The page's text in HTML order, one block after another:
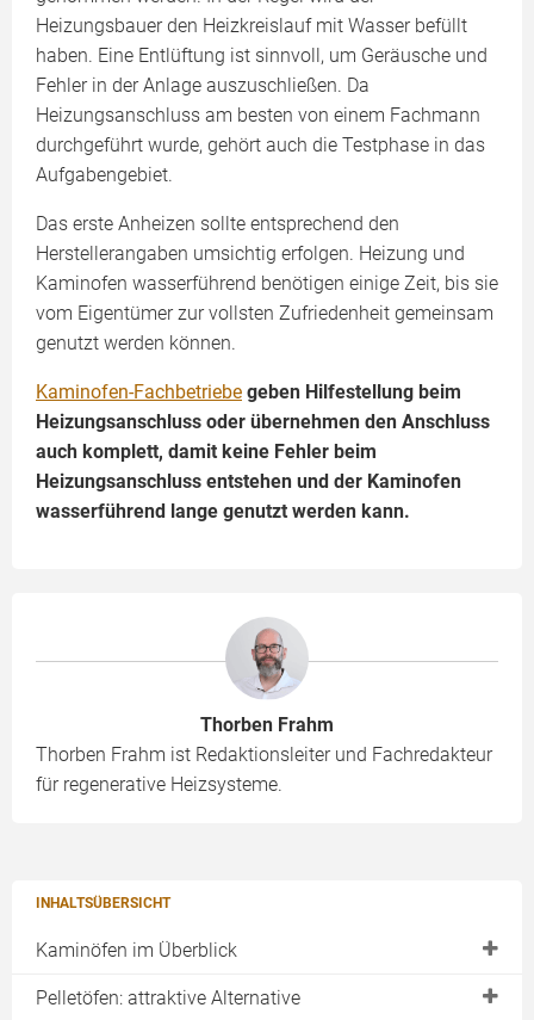
INHALTSÜBERSICHT
Kaminöfen im Überblick
Vorteile & Nachteile
Pelletöfen: attraktive Alternative
Heizungsbauer den Heizkreislauf mit Wasser befüllt
haben. Eine Entlüftung ist sinnvoll, um Geräusche und
Fehler in der Anlage auszuschließen. Da
Heizungsanschluss am besten von einem Fachmann
durchgeführt wurde, gehört auch die Testphase in das
Aufgabengebiet.
Das erste Anheizen sollte entsprechend den
Herstellerangaben umsichtig erfolgen. Heizung und
Kaminofen wasserführend benötigen einige Zeit, bis sie
vom Eigentümer zur vollsten Zufriedenheit gemeinsam
genutzt werden können.
Kaminofen-Fachbetriebe geben Hilfestellung beim
Heizungsanschluss oder übernehmen den Anschluss
auch komplett, damit keine Fehler beim
Heizungsanschluss entstehen und der Kaminofen
wasserführend lange genutzt werden kann.
Thorben Frahm
Thorben Frahm ist Redaktionsleiter und Fachredakteur
für regenerative Heizsysteme.